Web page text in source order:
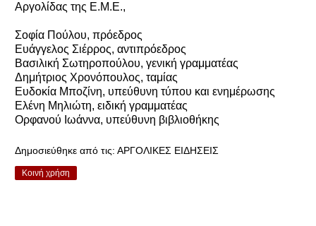
Αργολίδας της Ε.Μ.Ε.,
Σοφία Πούλου, πρόεδρος
Ευάγγελος Σιέρρος, αντιπρόεδρος
Βασιλική Σωτηροπούλου, γενική γραμματέας
Δημήτριος Χρονόπουλος, ταμίας
Ευδοκία Μποζίνη, υπεύθυνη τύπου και ενημέρωσης
Ελένη Μηλιώτη, ειδική γραμματέας
Ορφανού Ιωάννα, υπεύθυνη βιβλιοθήκης
Δημοσιεύθηκε από τις: ΑΡΓΟΛΙΚΕΣ ΕΙΔΗΣΕΙΣ
Κοινή χρήση